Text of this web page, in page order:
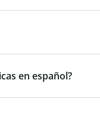
en español?